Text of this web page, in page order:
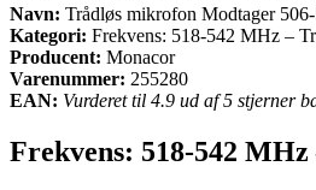
Navn: Trådløs mikrofon Modtager
Kategori: Frekvens: 518-542 MHz –
Producent: Monacor
Varenummer: 255280
EAN: Vurderet til 4.9 ud af 5 stjerner
Frekvens: 518-542